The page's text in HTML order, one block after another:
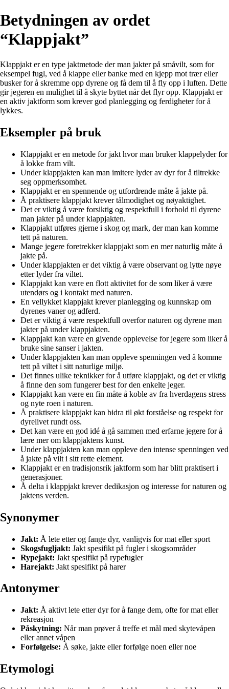
Betydningen av ordet
“Klappjakt”
Klappjakt er en type jaktmetode der man jakter på småvilt, som for
eksempel fugl, ved å klappe eller banke med en kjepp mot trær eller
busker for å skremme opp dyrene og få dem til å fly opp i luften. Dette
gir jegeren en mulighet til å skyte byttet når det flyr opp. Klappjakt er
en aktiv jaktform som krever god planlegging og ferdigheter for å
lykkes.
Eksempler på bruk
Klappjakt er en metode for jakt hvor man bruker klappelyder for
å lokke fram vilt.
Under klappjakten kan man imitere lyder av dyr for å tiltrekke
seg oppmerksomhet.
Klappjakt er en spennende og utfordrende måte å jakte på.
Å praktisere klappjakt krever tålmodighet og nøyaktighet.
Det er viktig å være forsiktig og respektfull i forhold til dyrene
man jakter på under klappjakten.
Klappjakt utføres gjerne i skog og mark, der man kan komme
tett på naturen.
Mange jegere foretrekker klappjakt som en mer naturlig måte å
jakte på.
Under klappjakten er det viktig å være observant og lytte nøye
etter lyder fra viltet.
Klappjakt kan være en flott aktivitet for de som liker å være
utendørs og i kontakt med naturen.
En vellykket klappjakt krever planlegging og kunnskap om
dyrenes vaner og adferd.
Det er viktig å være respektfull overfor naturen og dyrene man
jakter på under klappjakten.
Klappjakt kan være en givende opplevelse for jegere som liker å
bruke sine sanser i jakten.
Under klappjakten kan man oppleve spenningen ved å komme
tett på viltet i sitt naturlige miljø.
Det finnes ulike teknikker for å utføre klappjakt, og det er viktig
å finne den som fungerer best for den enkelte jeger.
Klappjakt kan være en fin måte å koble av fra hverdagens stress
og nyte roen i naturen.
Å praktisere klappjakt kan bidra til økt forståelse og respekt for
dyrelivet rundt oss.
Det kan være en god idé å gå sammen med erfarne jegere for å
lære mer om klappjaktens kunst.
Under klappjakten kan man oppleve den intense spenningen ved
å jakte på vilt i sitt rette element.
Klappjakt er en tradisjonsrik jaktform som har blitt praktisert i
generasjoner.
Å delta i klappjakt krever dedikasjon og interesse for naturen og
jaktens verden.
Synonymer
Jakt: Å lete etter og fange dyr, vanligvis for mat eller sport
Skogsfugljakt: Jakt spesifikt på fugler i skogsområder
Rypejakt: Jakt spesifikt på rypefugler
Harejakt: Jakt spesifikt på harer
Antonymer
Jakt: Å aktivt lete etter dyr for å fange dem, ofte for mat eller
rekreasjon
Påskytning: Når man prøver å treffe et mål med skytevåpen
eller annet våpen
Forfølgelse: Å søke, jakte eller forfølge noen eller noe
Etymologi